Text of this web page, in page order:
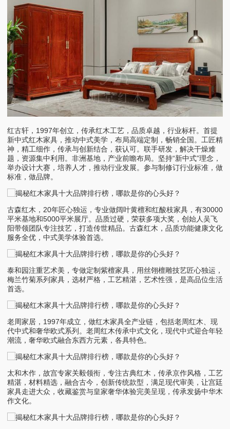
红古轩，1997年创立，传承红木工艺，品质卓越，行业标杆。首提
新中式红木家具，推动中式美学，布局高端定制，畅销全国。工匠精
神，精工细作，传承与创新结合，获认可。联手研发，解决干燥难
题，资源集中利用。非洲基地，产业前瞻布局。坚持“新中式”理念，
举办设计大赛，培养人才，推动行业发展。参与制修订行业标准，做
标准，做品牌。
古森红木，20年匠心独运，专业做阔叶黄檀和红酸枝家具，有30000
平米基地和5000平米展厅。品质过硬，荣获多项大奖，创始人吴飞
阳带领团队专注技艺，打造传世精品。古森红木，品质功能健康文化
服务全优，中式美学体验首选。
泰和园注重艺术美，专做定制紫檀家具，用丝翎檀雕技艺匠心独运，
梅兰竹菊系列家具，选材严格，工艺精湛，艺术性强，是高品位生活
首选。
老周家居，1997年成立，做红木家具全产业链，包括老周红木、现
代中式和奢华欧式系列。老周红木传承中式文化，现代中式迎合年轻
潮流，奢华欧式融合东西方元素，各具特色。
太和木作，故宫专家关毅领衔，专注古典红木，传承京作风格，工艺
精湛，材料精选，融合古今，创新传统款型，满足现代审美，让宫廷
家具走进大众，收藏鉴赏与皇家奢华体验完美呈现，传承发扬中华木
作文化。